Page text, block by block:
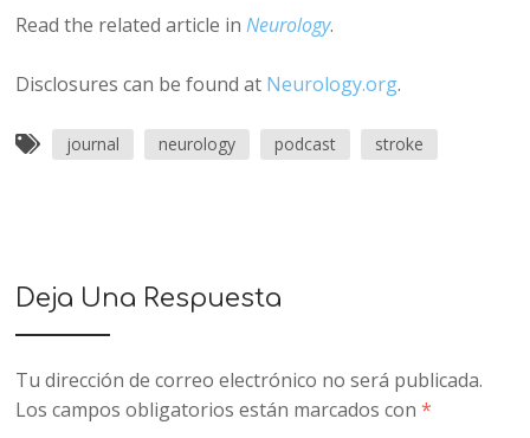
Read the related article inNeurology.
Disclosures can be found at Neurology.org.
journal neurology podcast stroke
Deja Una Respuesta
Tu dirección de correo electrónico no será publicada.
Los campos obligatorios están marcados con*